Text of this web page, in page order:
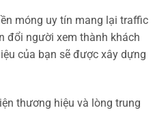
móng uy tín mang lại traffic
đổi người xem thành khách
của bạn sẽ được xây dựng
thương hiệu và lòng trung